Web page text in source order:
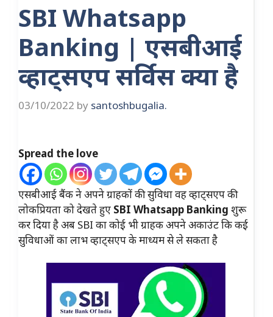
SBI Whatsapp
Banking | एसबीआई
व्हाट्सएप सर्विस क्या है
03/10/2022 by santoshbugalia.
Spread the love
एसबीआई बैंक ने अपने ग्राहकों की सुविधा वह व्हाट्सएप की
लोकप्रियता को देखते हुए SBI Whatsapp Banking शुरू
कर दिया है अब SBI का कोई भी ग्राहक अपने अकाउंट कि कई
सुविधाओं का लाभ व्हाट्सएप के माध्यम से ले सकता है